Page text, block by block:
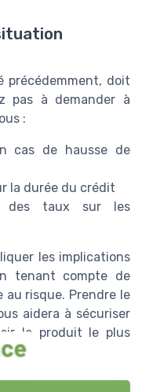
précédemment, doit
pas à demander à
:
cas de hausse de
la durée du crédit
des taux sur les
les implications
tenant compte de
risque. Prendre le
aidera à sécuriser
le produit le plus